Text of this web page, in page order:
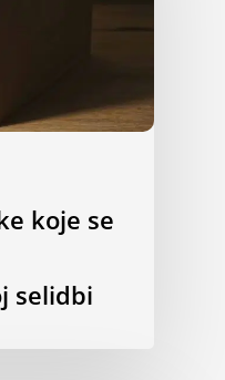
koje se
selidbi